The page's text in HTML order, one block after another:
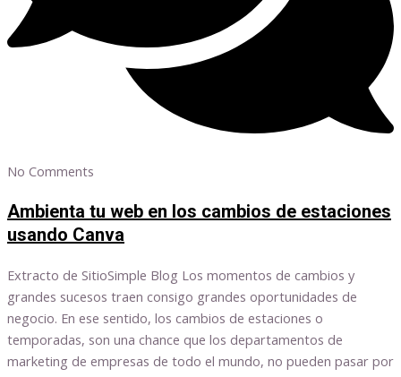
No Comments
Ambienta tu web en los cambios de estaciones
usando Canva
Extracto de SitioSimple Blog Los momentos de cambios y
grandes sucesos traen consigo grandes oportunidades de
negocio. En ese sentido, los cambios de estaciones o
temporadas, son una chance que los departamentos de
marketing de empresas de todo el mundo, no pueden pasar por